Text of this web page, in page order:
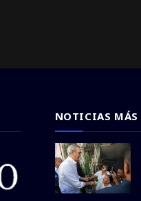
NOTICIAS MÁS